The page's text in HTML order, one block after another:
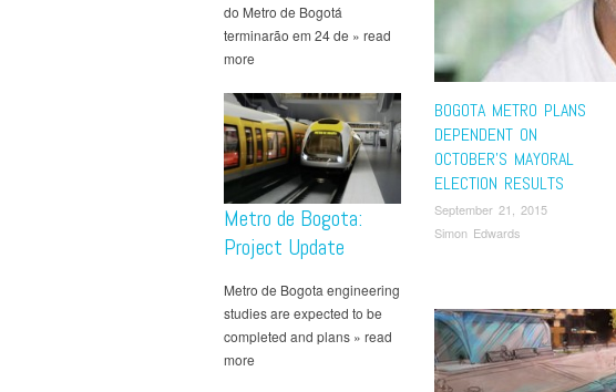
do Metro de Bogotá
terminarão em 24 de » read
more
Metro de Bogota:
Project Update
Metro de Bogota engineering
studies are expected to be
completed and plans » read
more
BOGOTA METRO PLANS
DEPENDENT ON
OCTOBER’S MAYORAL
ELECTION RESULTS
September 21, 2015
Simon Edwards